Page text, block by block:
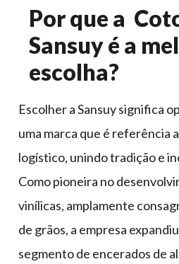
Por que a
Sansuy é a
escolha?
Escolher a Sansuy significa
uma marca que é referência
logístico, unindo tradição e
Como pioneira no
vinílicas, amplamente
de grãos, a empresa
segmento de encerados de